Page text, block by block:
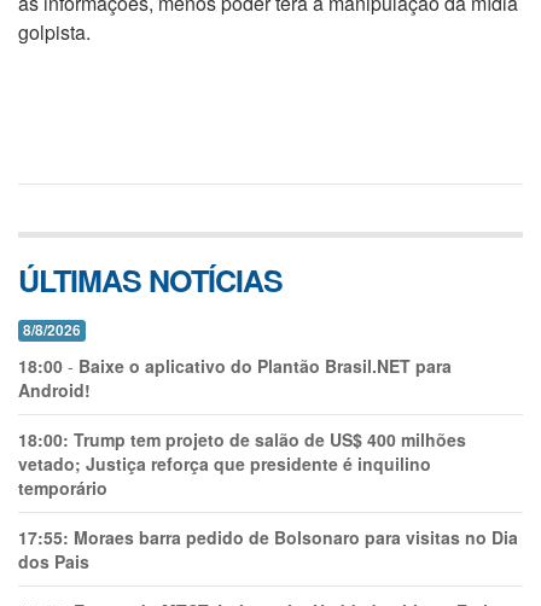
golpista.
ÚLTIMAS NOTÍCIAS
8/8/2026
18:00 - Baixe o aplicativo do Plantão Brasil.NET para
Android!
18:00: Trump tem projeto de salão de US$ 400 milhões
vetado; Justiça reforça que presidente é inquilino
temporário
17:55: Moraes barra pedido de Bolsonaro para visitas no Dia
dos Pais